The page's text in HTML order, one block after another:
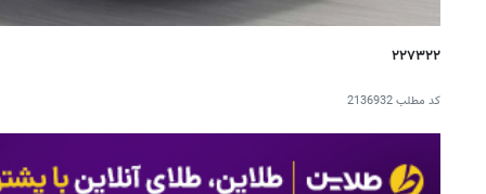
۲۲۷۳۲۲
کد مطلب2136932